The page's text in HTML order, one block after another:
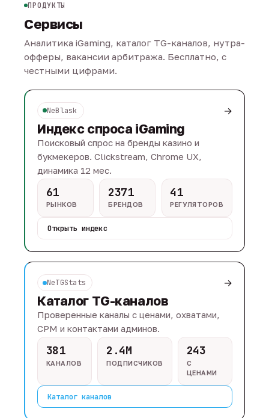
ПРОДУКТЫ
Сервисы
Аналитика iGaming, каталог TG-каналов, нутра-
офферы, вакансии арбитража. Бесплатно, с
честными цифрами.
NeBlask →
Индекс спроса iGaming
Поисковый спрос на бренды казино и
букмекеров. Clickstream, Chrome UX,
динамика 12 мес.
61
РЫНКОВ
2371
БРЕНДОВ
41
РЕГУЛЯТОРОВ
Открыть индекс
NeTGStats →
Каталог TG-каналов
Проверенные каналы с ценами, охватами,
CPM и контактами админов.
381
КАНАЛОВ
2.4M
ПОДПИСЧИКОВ
243
С
ЦЕНАМИ
Каталог каналов